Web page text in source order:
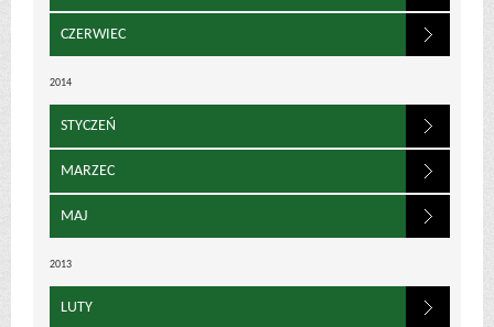
CZERWIEC
2014
STYCZEŃ
MARZEC
MAJ
2013
LUTY